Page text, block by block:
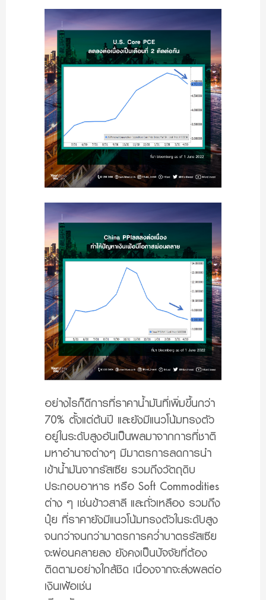
อย่างไรก็ดีการที่ราคาน้ำมันที่เพิ่มขึ้นกว่า
70% ตั้งแต่ต้นปี และยังมีแนวโน้มทรงตัว
อยู่ในระดับสูงอันเป็นผลมาจากการที่ชาติ
มหาอำนาจต่างๆ มีมาตรการลดการนำ
เข้าน้ำมันจากรัสเซีย รวมถึงวัตถุดิบ
ประกอบอาหาร หรือ Soft Commodities
ต่าง ๆ เช่นข้าวสาลี และถั่วเหลือง รวมถึง
ปุ๋ย ที่ราคายังมีแนวโน้มทรงตัวในระดับสูง
จนกว่าจนกว่ามาตรการคว่ำบาตรรัสเซีย
จะผ่อนคลายลง ยังคงเป็นปัจจัยที่ต้อง
ติดตามอย่างใกล้ชิด เนื่องจากจะส่งผลต่อ
เงินเฟ้อเช่น